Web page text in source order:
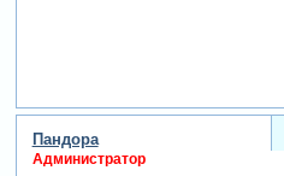
Пандора
Администратор